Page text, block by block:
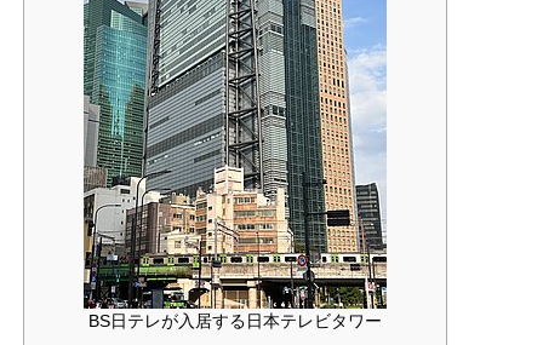
BS日テレが入居する日本テレビタワー